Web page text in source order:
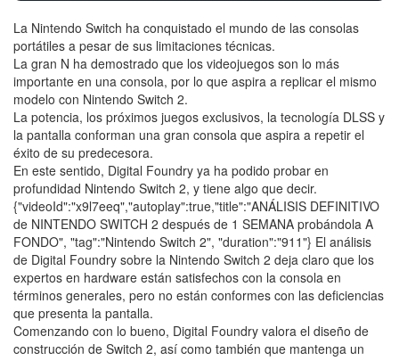
La Nintendo Switch ha conquistado el mundo de las consolas
portátiles a pesar de sus limitaciones técnicas.
La gran N ha demostrado que los videojuegos son lo más
importante en una consola, por lo que aspira a replicar el mismo
modelo con Nintendo Switch 2.
La potencia, los próximos juegos exclusivos, la tecnología DLSS y
la pantalla conforman una gran consola que aspira a repetir el
éxito de su predecesora.
En este sentido, Digital Foundry ya ha podido probar en
profundidad Nintendo Switch 2, y tiene algo que decir.
{"videoId":"x9l7eeq","autoplay":true,"title":"ANÁLISIS DEFINITIVO
de NINTENDO SWITCH 2 después de 1 SEMANA probándola A
FONDO", "tag":"Nintendo Switch 2", "duration":"911"} El análisis
de Digital Foundry sobre la Nintendo Switch 2 deja claro que los
expertos en hardware están satisfechos con la consola en
términos generales, pero no están conformes con las deficiencias
que presenta la pantalla.
Comenzando con lo bueno, Digital Foundry valora el diseño de
construcción de Switch 2, así como también que mantenga un